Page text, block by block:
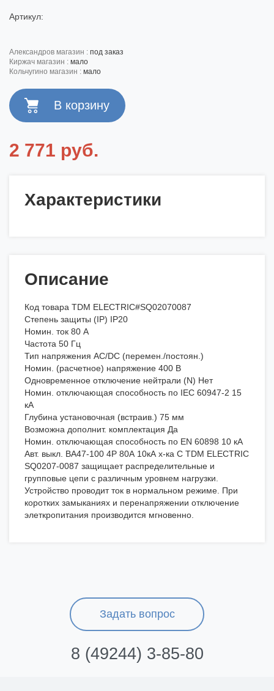
Артикул:
александров магазин : под заказ
киржач магазин : мало
кольчугино магазин : мало
2 771 руб.
Характеристики
Описание
Код товара TDM ELECTRIC#SQ02070087
Степень защиты (IP) IP20
Номин. ток 80 А
Частота 50 Гц
Тип напряжения AC/DC (перемен./постоян.)
Номин. (расчетное) напряжение 400 В
Одновременное отключение нейтрали (N) Нет
Номин. отключающая способность по IEC 60947-2 15
кА
Глубина установочная (встраив.) 75 мм
Возможна дополнит. комплектация Да
Номин. отключающая способность по EN 60898 10 кА
Авт. выкл. ВА47-100 4Р 80А 10кА х-ка С TDM ELECTRIC
SQ0207-0087 защищает распределительные и
групповые цепи с различным уровнем нагрузки.
Устройство проводит ток в нормальном режиме. При
коротких замыканиях и перенапряжении отключение
элеткропитания производится мгновенно.
Задать вопрос
8 (49244) 3-85-80